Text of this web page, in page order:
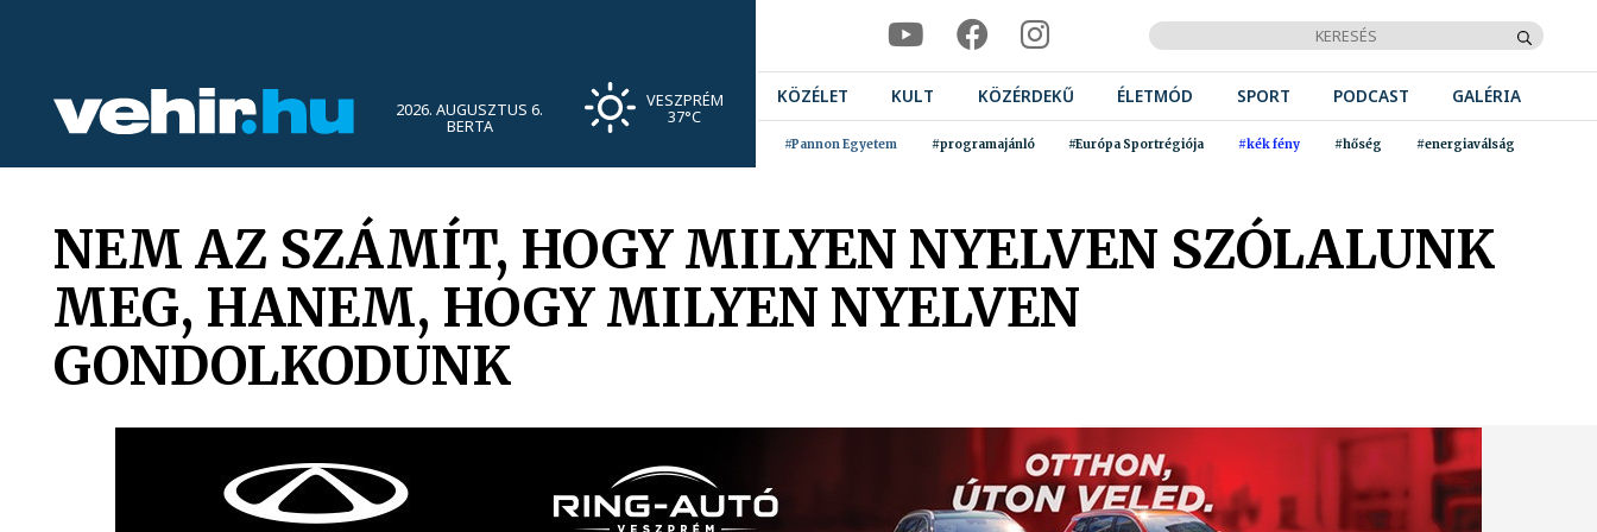
2026. AUGUSZTUS 6.
BERTA
VESZPRÉM
37°C
KÖZÉLET KULT KÖZÉRDEKŰ ÉLETMÓD SPORT PODCAST GALÉRIA
#Pannon Egyetem #programajánló #Európa Sportrégiója #kék fény #hőség #energiaválság
NEM AZ SZÁMÍT, HOGY MILYEN NYELVEN SZÓLALUNK
MEG, HANEM, HOGY MILYEN NYELVEN
GONDOLKODUNK